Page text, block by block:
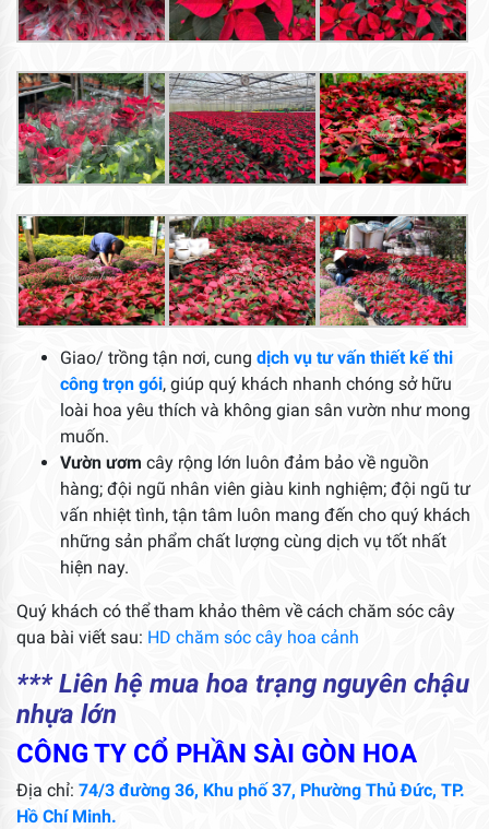
Giao/ trồng tận nơi, cung dịch vụ tư vấn thiết kế thi
công trọn gói, giúp quý khách nhanh chóng sở hữu
loài hoa yêu thích và không gian sân vườn như mong
muốn.
Vườn ươm cây rộng lớn luôn đảm bảo về nguồn
hàng; đội ngũ nhân viên giàu kinh nghiệm; đội ngũ tư
vấn nhiệt tình, tận tâm luôn mang đến cho quý khách
những sản phẩm chất lượng cùng dịch vụ tốt nhất
hiện nay.
Quý khách có thể tham khảo thêm về cách chăm sóc cây
qua bài viết sau: HD chăm sóc cây hoa cảnh
*** Liên hệ mua hoa trạng nguyên chậu
nhựa lớn
CÔNG TY CỔ PHẦN SÀI GÒN HOA
Địa chỉ: 74/3 đường 36, Khu phố 37, Phường Thủ Đức, TP.
Hồ Chí Minh.